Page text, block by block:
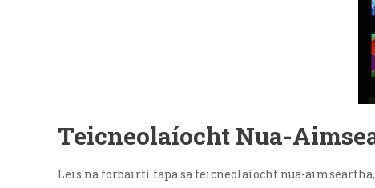
Teicneolaíocht Nua-
Leis na forbairtí tapa sa teicneolaíocht nua-